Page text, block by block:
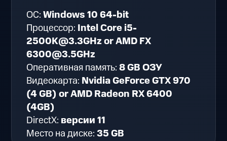
ОС:Windows 10 64-bit
Процессор: Intel Core i5-
2500K@3.3GHz or AMD FX
6300@3.5GHz
Оперативная память:8 GB ОЗУ
Видеокарта: Nvidia GeForce GTX 970
(4 GB) or AMD Radeon RX 6400
(4GB)
DirectX: версии 11
Место на диске:35 GB